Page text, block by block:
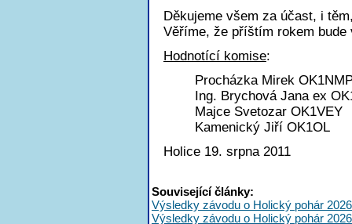
Děkujeme všem za účast, i
Věříme, že příštím rokem
Hodnotící komise:
Procházka Mirek
Ing. Brychová Jana ex
Majce Svetozar OK1VEY
Kamenický Jiří OK1OL
Holice 19. srpna 2011
Související články:
Výsledky závodu o Holický pohár
Výsledky závodu o Holický pohár 2026